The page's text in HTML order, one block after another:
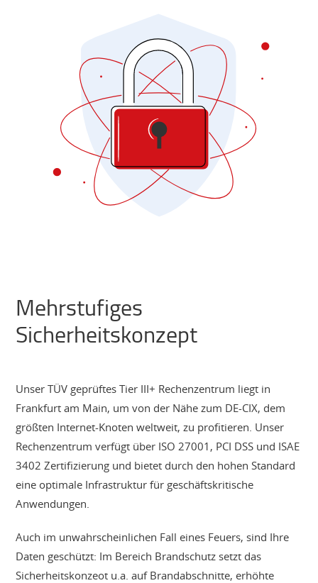
Mehrstufiges
Sicherheitskonzept
Unser TÜV geprüftes Tier III+ Rechenzentrum liegt in
Frankfurt am Main, um von der Nähe zum DE-CIX, dem
größten Internet-Knoten weltweit, zu profitieren. Unser
Rechenzentrum verfügt über ISO 27001, PCI DSS und ISAE
3402 Zertifizierung und bietet durch den hohen Standard
eine optimale Infrastruktur für geschäftskritische
Anwendungen.
Auch im unwahrscheinlichen Fall eines Feuers, sind Ihre
Daten geschützt: Im Bereich Brandschutz setzt das
Sicherheitskonzeot u.a. auf Brandabschnitte, erhöhte